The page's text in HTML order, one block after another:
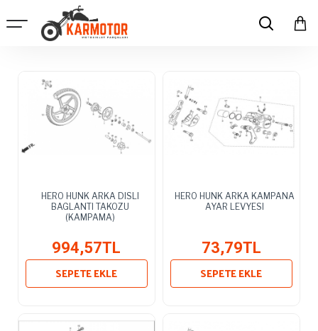
HERO HUNK ARKA DISLI
BAGLANTI TAKOZU
(KAMPAMA)
994,57TL
SEPETE EKLE
HERO HUNK ARKA KAMPANA
AYAR LEVYESI
73,79TL
SEPETE EKLE